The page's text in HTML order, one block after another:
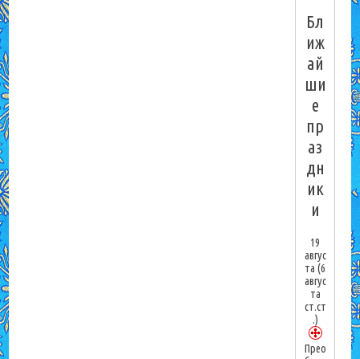
Бл
иж
ай
ши
е
пр
аз
дн
ик
и
19
авгус
та(6
авгус
та
ст.ст
.)
Прео